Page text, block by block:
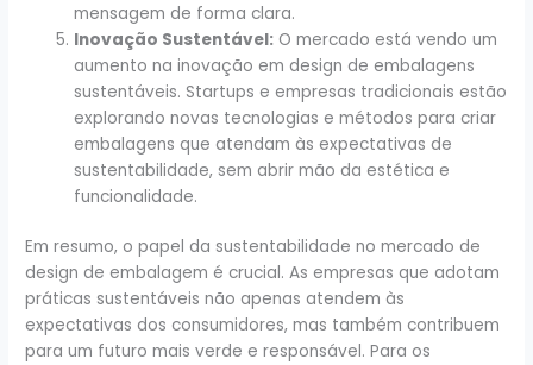
mensagem de forma clara.
Inovação Sustentável: O mercado está vendo um
aumento na inovação em design de embalagens
sustentáveis. Startups e empresas tradicionais estão
explorando novas tecnologias e métodos para criar
embalagens que atendam às expectativas de
sustentabilidade, sem abrir mão da estética e
funcionalidade.
Em resumo, o papel da sustentabilidade no mercado de
design de embalagem é crucial. As empresas que adotam
práticas sustentáveis não apenas atendem às
expectativas dos consumidores, mas também contribuem
para um futuro mais verde e responsável. Para os